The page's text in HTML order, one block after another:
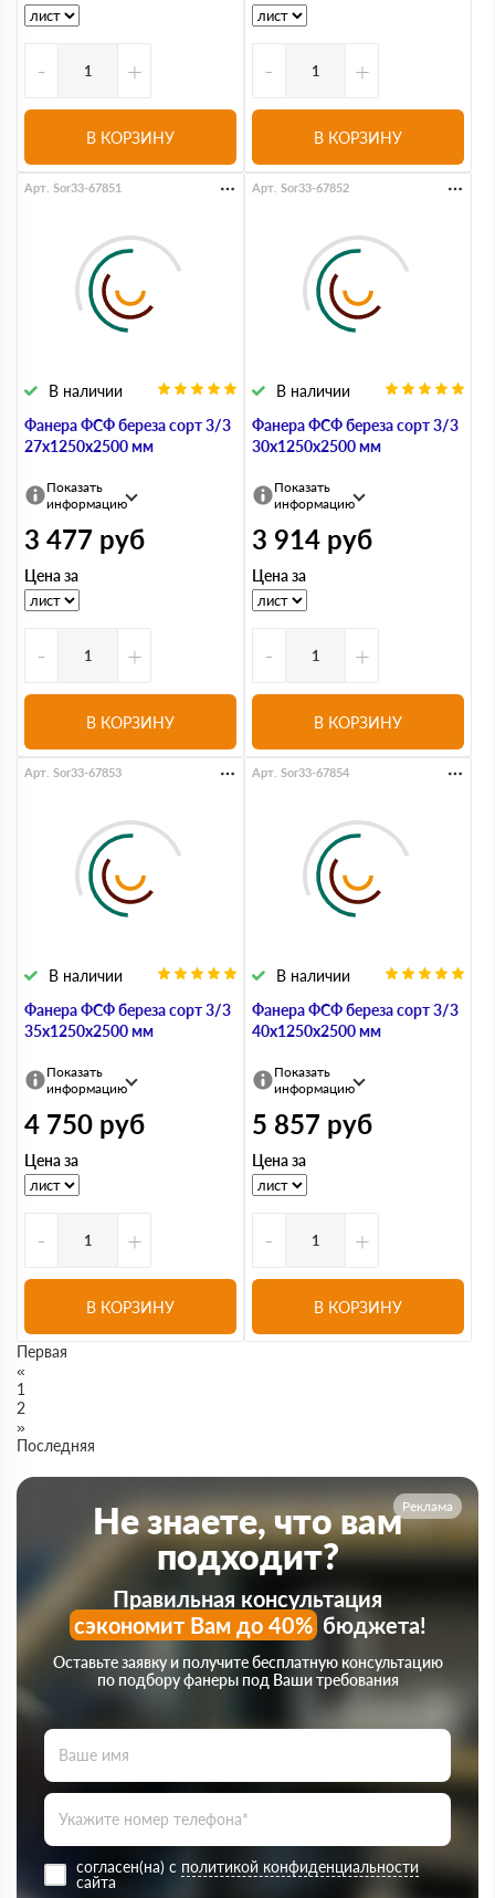
- +
В КОРЗИНУ
- +
В КОРЗИНУ
Фанера ФСФ береза сорт 3/3
27х1250х2500 мм
В наличии
Арт. Sor33-67851
Показать
информацию
3 477 руб
Цена за
- +
В КОРЗИНУ
Фанера ФСФ береза сорт 3/3
30х1250х2500 мм
В наличии
Арт. Sor33-67852
Показать
информацию
3 914 руб
Цена за
- +
В КОРЗИНУ
Фанера ФСФ береза сорт 3/3
35х1250х2500 мм
В наличии
Арт. Sor33-67853
Показать
информацию
4 750 руб
Цена за
- +
В КОРЗИНУ
Фанера ФСФ береза сорт 3/3
40х1250х2500 мм
В наличии
Арт. Sor33-67854
Показать
информацию
5 857 руб
Цена за
- +
В КОРЗИНУ
Первая
«
1
2
»
Последняя
Реклама
Не знаете, что вам
подходит?
Правильная консультация
сэкономит Вам до 40%бюджета!
Оставьте заявку и получите бесплатную консультацию
по подбору фанеры под Ваши требования
согласен(на) с политикой конфиденциальности
сайта